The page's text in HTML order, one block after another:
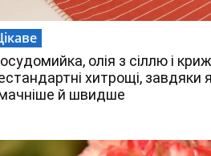
олія з сіллю і
хитрощі, завдяки
й швидше